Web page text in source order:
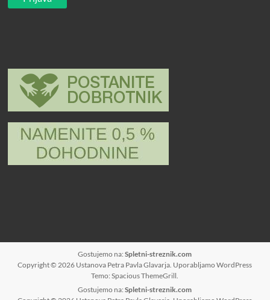
Gostujemo na:Spletni-streznik.com
Copyright © 2026 Ustanova Petra Pavla Glavarja . UporabljamoWordPress
Temo: SpaciousThemeGrill
Gostujemo na:Spletni-streznik.com